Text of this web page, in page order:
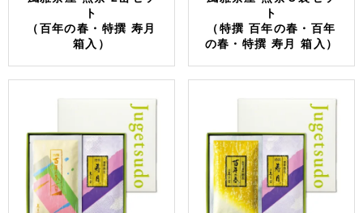
ト
（百年の春・特撰 寿月
箱入）
ト
（特撰 百年の春・百年
の春・特撰 寿月 箱入）